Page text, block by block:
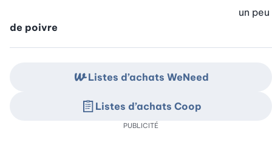
de poivre
un peu
Listes d’achats WeNeed
Listes d’achats Coop
PUBLICITÉ